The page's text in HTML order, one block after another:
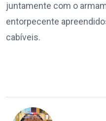
juntamente com o
entorpecente
cabíveis.